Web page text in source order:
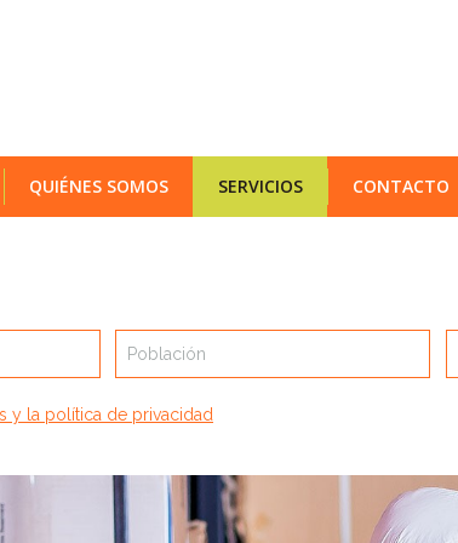
QUIÉNES SOMOS SERVICIOS CONTACTO
Población
y la política de privacidad